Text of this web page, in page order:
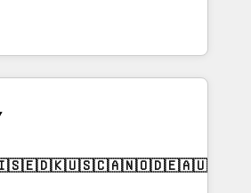
with tailored AI services. 🧩
HubSpot with custom
plus de 115 experts en
Growth, Revops, CRM et
an integrator. With over 115
(We focus on EMEA - USA